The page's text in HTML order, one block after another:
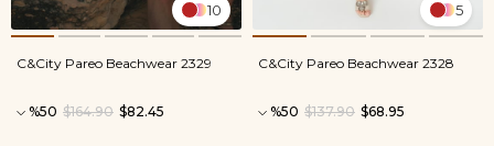
10
C&City Pareo Beachwear 2329
%50 $82.45
$164.90
5
C&City Pareo Beachwear 2328
%50 $68.95
$137.90